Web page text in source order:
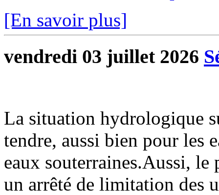
[En savoir plus]
vendredi 03 juillet 2026
La situation hydrologique
tendre, aussi bien pour les
eaux souterraines.Aussi, le
un arrêté de limitation des